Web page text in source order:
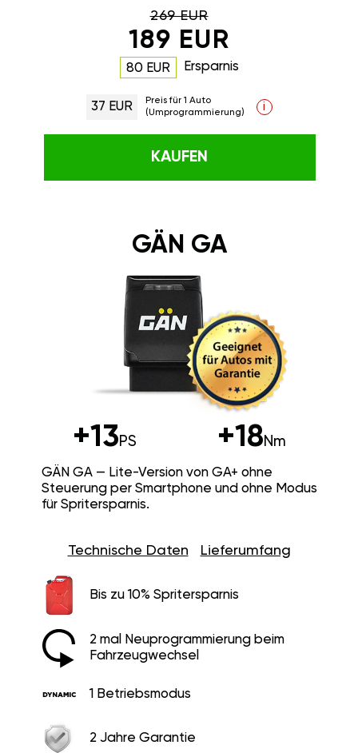
269 EUR
189 EUR
80 EUR Ersparnis
37 EUR
Preis für 1 Auto
(Umprogrammierung)
i
KAUFEN
GÄN GA
+13PS +18Nm
GÄN GA — Lite-Version von GA+ ohne
Steuerung per Smartphone und ohne Modus
für Spritersparnis.
Technische Daten Lieferumfang
Bis zu 10% Spritersparnis
2 mal Neuprogrammierung beim
Fahrzeugwechsel
1 Betriebsmodus
2 Jahre Garantie